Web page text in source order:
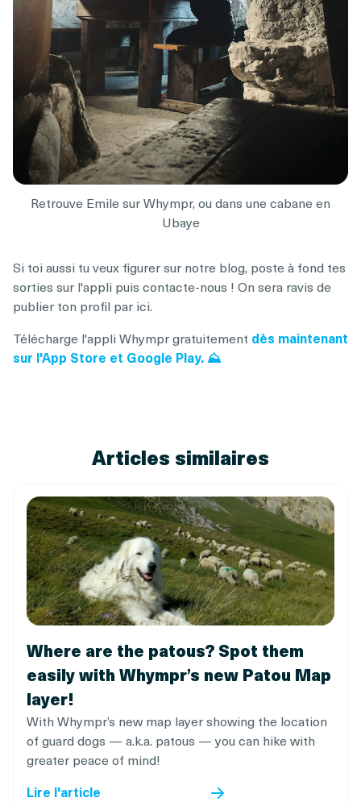
Retrouve Emile sur Whympr, ou dans une cabane en
Ubaye
Si toi aussi tu veux figurer sur notre blog, poste à fond tes
sorties sur l'appli puis contacte-nous ! On sera ravis de
publier ton profil par ici.
Télécharge l'appli Whympr gratuitement dès maintenant
sur l'App Store et Google Play. ⛰️
Articles similaires
Where are the patous? Spot them
easily with Whympr’s new Patou Map
layer!
With Whympr’s new map layer showing the location
of guard dogs — a.k.a. patous — you can hike with
greater peace of mind!
Lire l'article